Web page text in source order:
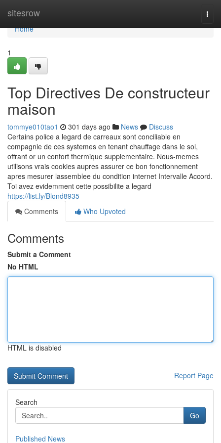
sitesrow
Home
Home
1
Top Directives De constructeur
maison
tommye010tao1 301 days ago News
Discuss
Certains police a legard de carreaux sont conciliable en
compagnie de ces systemes en tenant chauffage dans le sol,
offrant or un confort thermique supplementaire. Nous-memes
utilisons vrais cookies aupres assurer ce bon fonctionnement
apres mesurer lassemblee du condition internet Intervalle Accord.
Toi avez evidemment cette possibilite a legard
https://list.ly/Blond8935
Comments
Who Upvoted
Comments
Submit a Comment
No HTML
HTML is disabled
Report Page
Search
Go
Published News